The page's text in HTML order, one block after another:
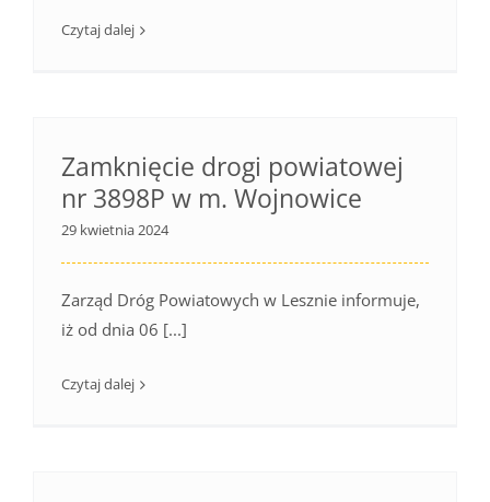
Czytaj dalej
Zamknięcie drogi powiatowej
nr 3898P w m. Wojnowice
29 kwietnia 2024
Zarząd Dróg Powiatowych w Lesznie informuje,
iż od dnia 06 [...]
Czytaj dalej